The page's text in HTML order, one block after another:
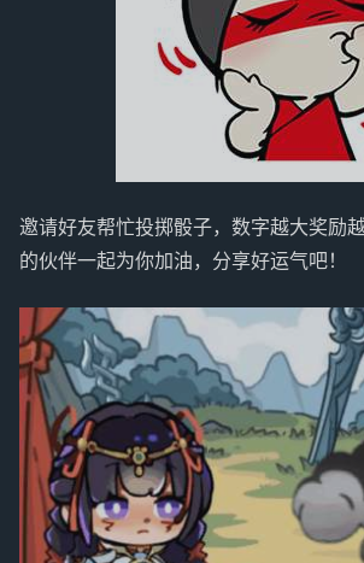
邀请好友帮忙投掷骰子，数字越大奖励
的伙伴一起为你加油，分享好运气吧！